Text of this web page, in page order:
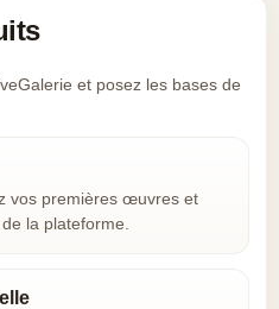
et posez les bases de
vos premières œuvres et
la plateforme.